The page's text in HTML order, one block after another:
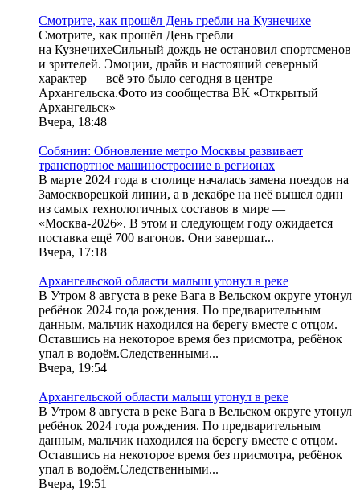
Смотрите, как прошёл День гребли на Кузнечихе
Смотрите, как прошёл День гребли
на КузнечихеСильный дождь не остановил спортсменов
и зрителей. Эмоции, драйв и настоящий северный
характер — всё это было сегодня в центре
Архангельска.Фото из сообщества ВК «Открытый
Архангельск»
Вчера, 18:48
Собянин: Обновление метро Москвы развивает
транспортное машиностроение в регионах
В марте 2024 года в столице началась замена поездов на
Замоскворецкой линии, а в декабре на неё вышел один
из самых технологичных составов в мире —
«Москва-2026». В этом и следующем году ожидается
поставка ещё 700 вагонов. Они завершат...
Вчера, 17:18
Архангельской области малыш утонул в реке
В Утром 8 августа в реке Вага в Вельском округе утонул
ребёнок 2024 года рождения. По предварительным
данным, мальчик находился на берегу вместе с отцом.
Оставшись на некоторое время без присмотра, ребёнок
упал в водоём.Следственными...
Вчера, 19:54
Архангельской области малыш утонул в реке
В Утром 8 августа в реке Вага в Вельском округе утонул
ребёнок 2024 года рождения. По предварительным
данным, мальчик находился на берегу вместе с отцом.
Оставшись на некоторое время без присмотра, ребёнок
упал в водоём.Следственными...
Вчера, 19:51